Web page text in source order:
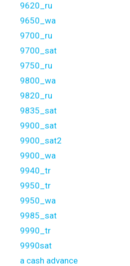
9620_ru
9650_wa
9700_ru
9700_sat
9750_ru
9800_wa
9820_ru
9835_sat
9900_sat
9900_sat2
9900_wa
9940_tr
9950_tr
9950_wa
9985_sat
9990_tr
9990sat
a cash advance